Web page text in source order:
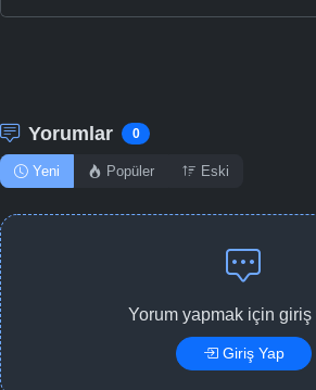
Yorumlar 0
Yeni Popüler Eski
Yorum yapmak için giriş
Giriş Yap